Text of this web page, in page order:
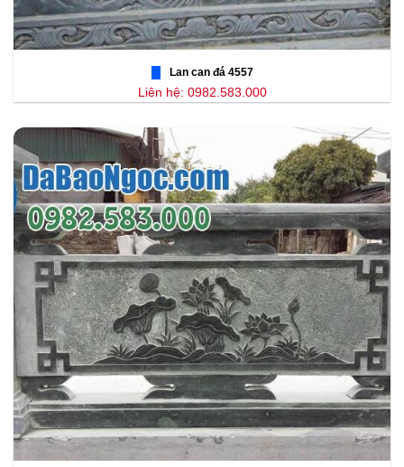
Lan can đá 4557
Liên hệ: 0982.583.000